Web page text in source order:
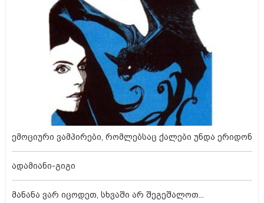
ემოციური ვამპირები, რომლებსაც ქალები უნდა ერიდონ
ადამიანი-გიგი
მანანა ვარ იცოდეთ, სხვაში არ შეგეშალოთ...